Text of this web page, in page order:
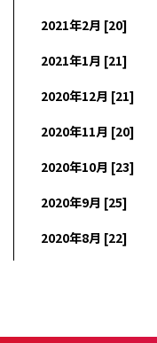
2021年2月 [20]
2021年1月 [21]
2020年12月 [21]
2020年11月 [20]
2020年10月 [23]
2020年9月 [25]
2020年8月 [22]